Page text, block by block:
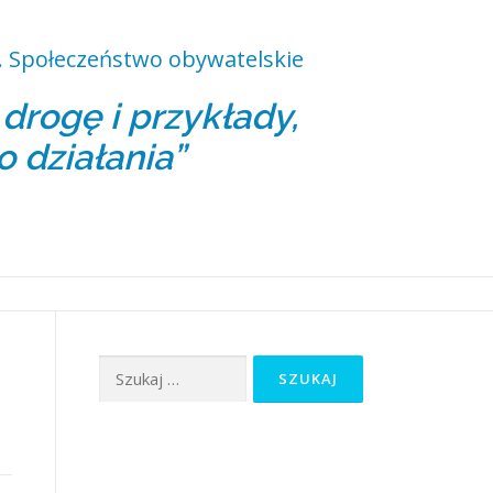
obywatelskie
i przykłady,
działania”